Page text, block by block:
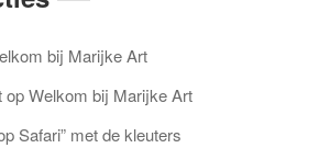
bij Marijke Art
opWelkom bij Marijke Art
Safari” met de kleuters